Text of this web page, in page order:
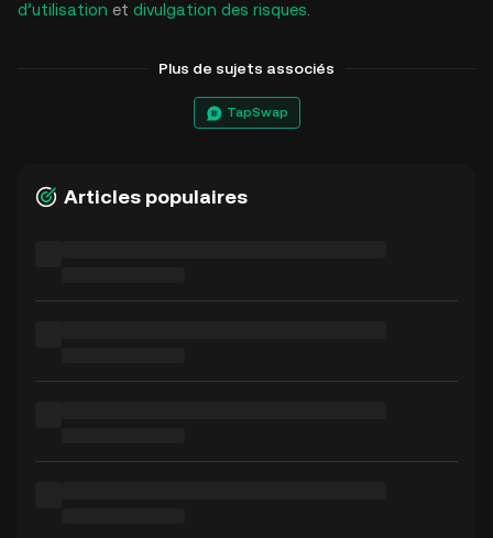
d’utilisation et divulgation des risques
Plus de sujets associés
TapSwap
Articles populaires